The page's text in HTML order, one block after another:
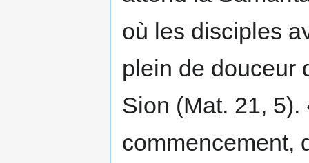
où les disciples
plein de douceur
Sion (Mat. 21,
commencement,